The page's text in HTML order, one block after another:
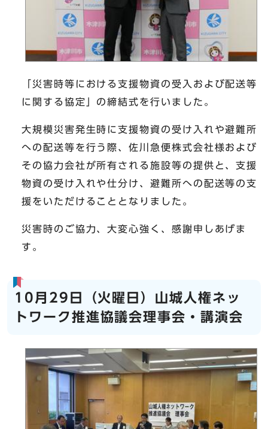
「災害時等における支援物資の受入および配送等
に関する協定」の締結式を行いました。
大規模災害発生時に支援物資の受け入れや避難所
への配送等を行う際、佐川急便株式会社様および
その協力会社が所有される施設等の提供と、支援
物資の受け入れや仕分け、避難所への配送等の支
援をいただけることとなりました。
災害時のご協力、大変心強く、感謝申しあげま
す。
10月29日（火曜日）山城人権ネッ
トワーク推進協議会理事会・講演会